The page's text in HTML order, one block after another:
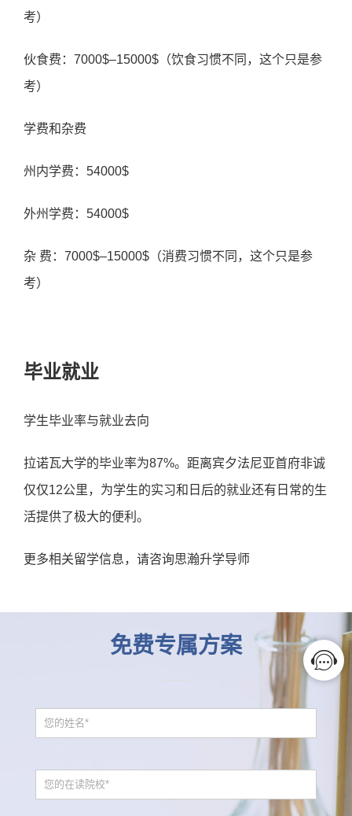
考）
伙食费：7000$–15000$（饮食习惯不同，这个只是参
考）
学费和杂费
州内学费：54000$
外州学费：54000$
杂 费：7000$–15000$（消费习惯不同，这个只是参
考）
毕业就业
学生毕业率与就业去向
拉诺瓦大学的毕业率为87%。距离宾夕法尼亚首府非诚
仅仅12公里，为学生的实习和日后的就业还有日常的生
活提供了极大的便利。
更多相关留学信息，请咨询思瀚升学导师
免费专属方案